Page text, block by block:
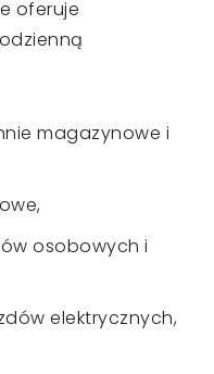
oferuje
magazynowe i
osobowych i
elektrycznych,